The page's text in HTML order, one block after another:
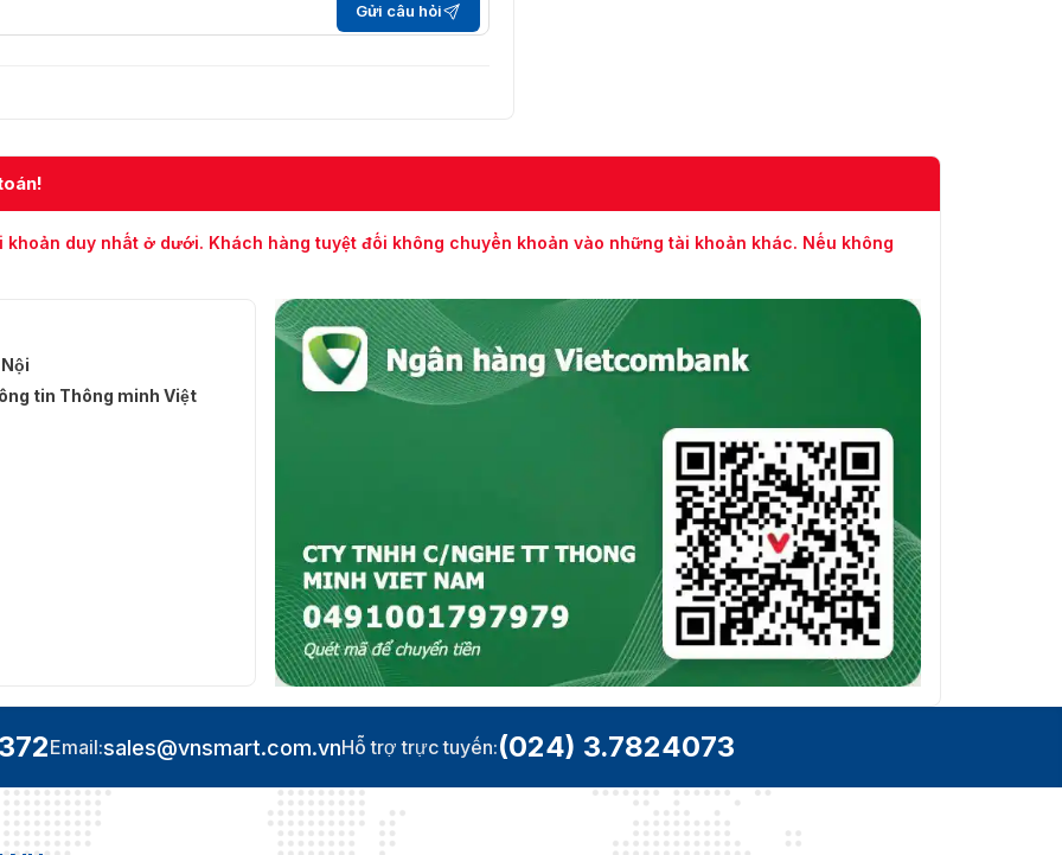
Gửi câu hỏi
duy nhất ở dưới. Khách hàng tuyệt đối không chuyển khoản vào những tài khoản khác. Nếu không
tin Thông minh Việt
Email:sales@vnsmart.com.vnHỗ trợ trực tuyến:(024) 3.7824073